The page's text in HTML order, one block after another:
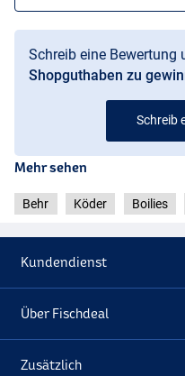
Schreib eine Bewertung
Shopguthaben zu
Schreib
Mehr sehen
Behr Köder Boilies
Kundendienst
Über Fischdeal
Zusätzlich